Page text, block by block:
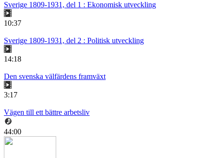
Sverige 1809-1931, del 1 : Ekonomisk utveckling
10:37
Sverige 1809-1931, del 2 : Politisk utveckling
14:18
Den svenska välfärdens framväxt
3:17
Vägen till ett bättre arbetsliv
44:00